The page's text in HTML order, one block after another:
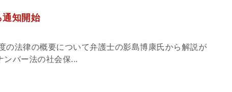
知開始
の法律の概要について弁護士の影島博康氏から解説が
ンバー法の社会保...